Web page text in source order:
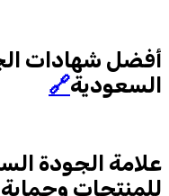
أفضل شهادات
السعودية🔗
للمنتجات